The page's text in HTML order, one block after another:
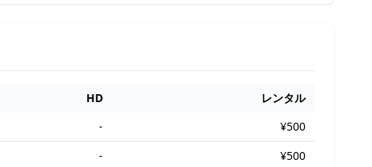
HD
レンタル
-
¥500
-
¥500